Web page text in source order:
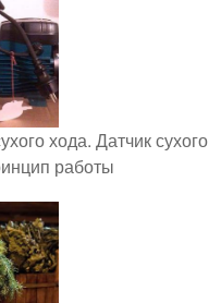
хода. Датчик сухого
работы